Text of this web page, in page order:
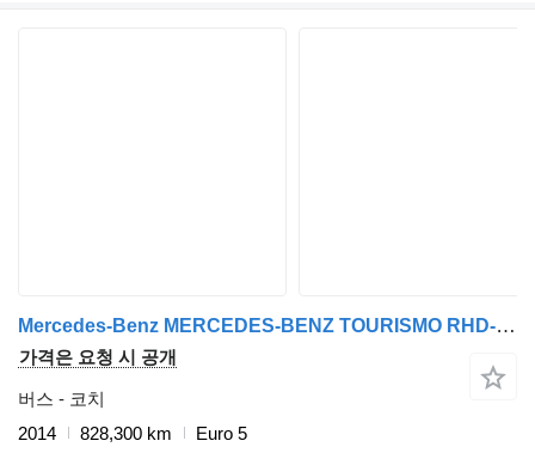
Mercedes-Benz MERCEDES-BENZ TOURISMO RHD-M EN VENTA Autobús turístico de gran
가격은 요청 시 공개
버스 - 코치
2014
828,300 km
Euro 5